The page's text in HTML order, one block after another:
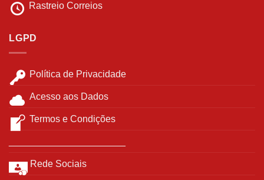
Rastreio Correios
LGPD
Política de Privacidade
Acesso aos Dados
Termos e Condições
Rede Sociais